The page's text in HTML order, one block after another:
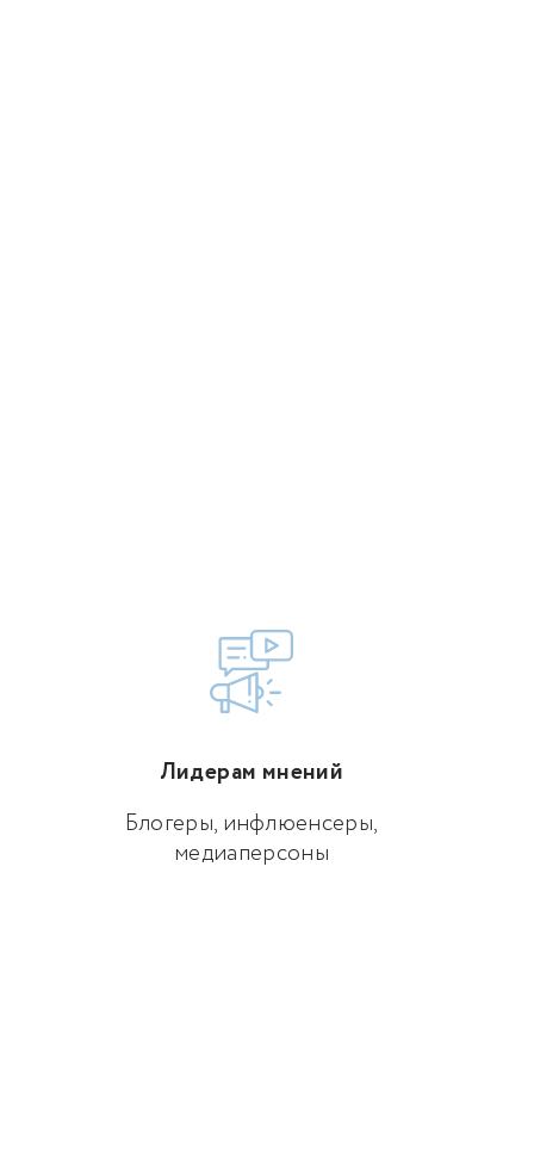
Лидерам мнений
Блогеры, инфлюенсеры,
медиаперсоны